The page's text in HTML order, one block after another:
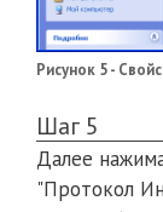
Рисунок 5 -
Шаг 5
Далее
"Протокол